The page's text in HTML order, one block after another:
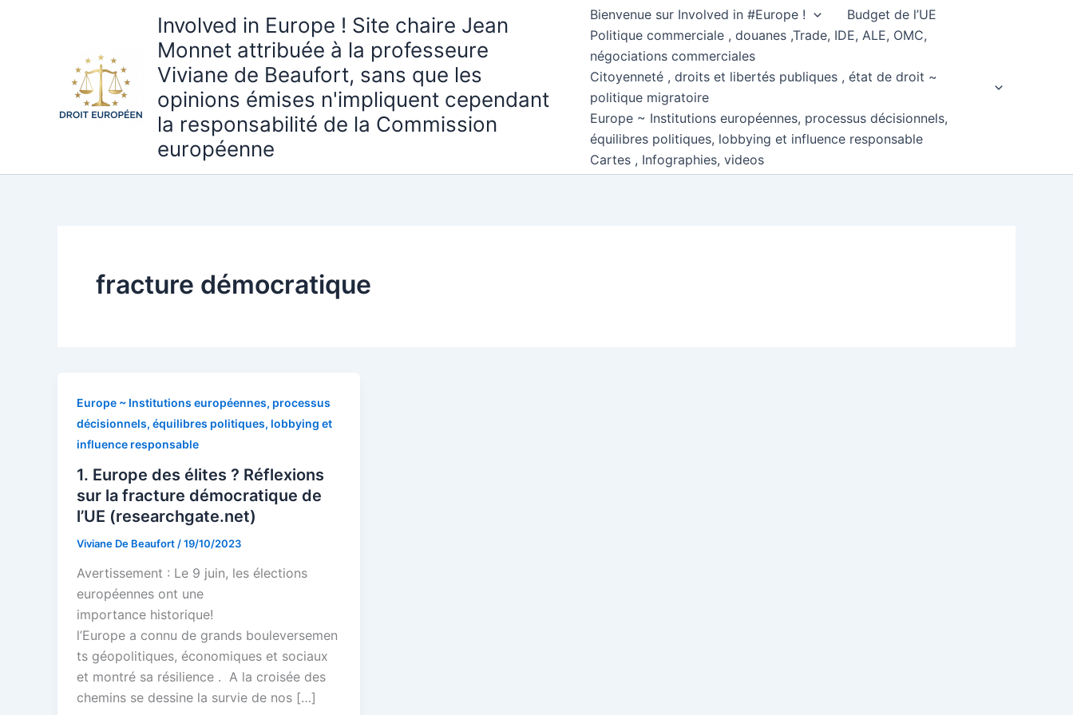
Involved in Europe ! Site chaire Jean
Monnet attribuée à la professeure
Viviane de Beaufort, sans que les
opinions émises n'impliquent cependant
la responsabilité de la Commission
européenne
Bienvenue sur Involved in #Europe !
Budget de l’UE
Politique commerciale , douanes ,Trade, IDE, ALE, OMC,
négociations commerciales
Citoyenneté , droits et libertés publiques , état de droit ~
politique migratoire
Europe ~ Institutions européennes, processus décisionnels,
équilibres politiques, lobbying et influence responsable
Cartes , Infographies, videos
fracture démocratique
Europe ~ Institutions européennes, processus
décisionnels, équilibres politiques, lobbying et
influence responsable
1. Europe des élites ? Réflexions
sur la fracture démocratique de
l’UE (researchgate.net)
Viviane De Beaufort /19/10/2023
Avertissement : Le 9 juin, les élections
européennes ont une
importance historique!
l’Europe a connu de grands bouleversemen
ts géopolitiques, économiques et sociaux
et montré sa résilience . A la croisée des
chemins se dessine la survie de nos […]